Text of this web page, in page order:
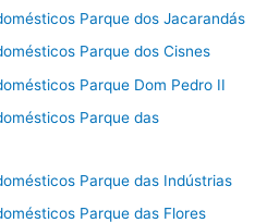
Parque dos Jacarandás
Parque dos Cisnes
Parque Dom Pedro II
Parque das
Parque das Indústrias
Parque das Flores